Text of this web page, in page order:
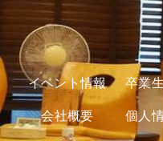
イベント情報 卒業
会社概要 個人